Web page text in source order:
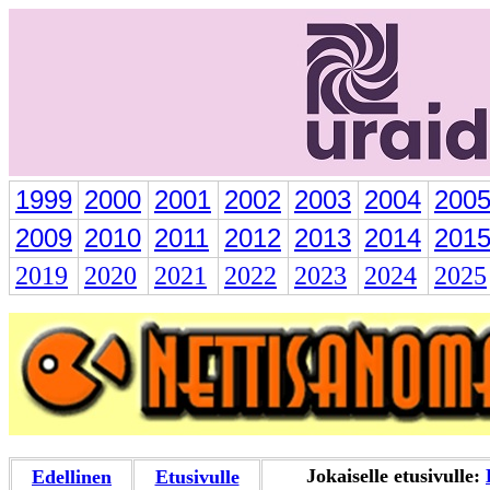
1999 2000 2001 2002 2003 2004 2005
2009 2010 2011 2012 2013 2014 2015
2019 2020 2021 2022 2023 2024 2025
Edellinen Etusivulle Jokaiselle etusivulle: